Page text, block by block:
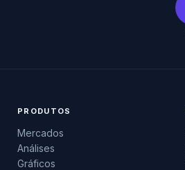
PRODUTOS
Mercados
Análises
Gráficos